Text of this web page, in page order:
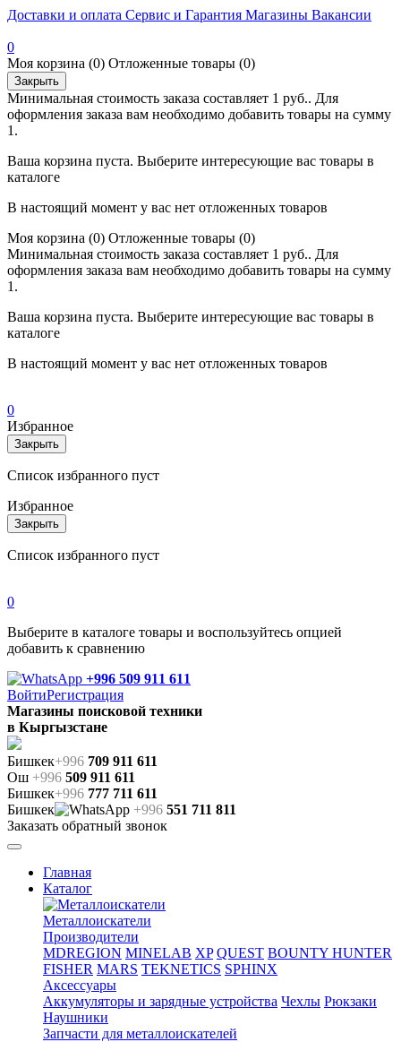
Доставки и оплата Сервис и Гарантия Магазины Вакансии
0
Моя корзина (0) Отложенные товары (0)
Закрыть
Минимальная стоимость заказа составляет 1 руб.. Для
оформления заказа вам необходимо добавить товары на сумму
1.
Ваша корзина пуста. Выберите интересующие вас товары в
каталоге
В настоящий момент у вас нет отложенных товаров
Моя корзина (0) Отложенные товары (0)
Минимальная стоимость заказа составляет 1 руб.. Для
оформления заказа вам необходимо добавить товары на сумму
1.
Ваша корзина пуста. Выберите интересующие вас товары в
каталоге
В настоящий момент у вас нет отложенных товаров
0
Избранное
Закрыть
Список избранного пуст
Избранное
Закрыть
Список избранного пуст
0
Выберите в каталоге товары и воспользуйтесь опцией
добавить к сравнению
+996 509 911 611
ВойтиРегистрация
Магазины поисковой техники
в Кыргызстане
Бишкек+996 709 911 611
Ош +996 509 911 611
Бишкек+996 777 711 611
Бишкек
+996 551 711 811
Заказать обратный звонок
Главная
Каталог
Металлоискатели
Производители
MDREGION MINELAB XP QUEST BOUNTY HUNTER
FISHER MARS TEKNETICS SPHINX
Аксессуары
Аккумуляторы и зарядные устройства Чехлы Рюкзаки
Наушники
Запчасти для металлоискателей